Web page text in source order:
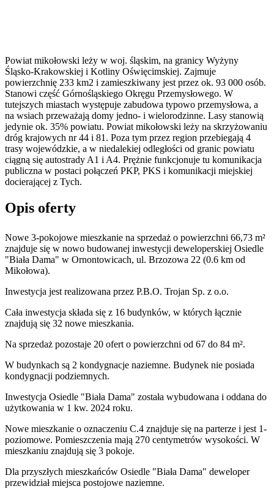
Powiat mikołowski leży w woj. śląskim, na granicy Wyżyny
Śląsko-Krakowskiej i Kotliny Oświęcimskiej. Zajmuje
powierzchnię 233 km2 i zamieszkiwany jest przez ok. 93 000 osób.
Stanowi część Górnośląskiego Okręgu Przemysłowego. W
tutejszych miastach występuje zabudowa typowo przemysłowa, a
na wsiach przeważają domy jedno- i wielorodzinne. Lasy stanowią
jedynie ok. 35% powiatu. Powiat mikołowski leży na skrzyżowaniu
dróg krajowych nr 44 i 81. Poza tym przez region przebiegają 4
trasy wojewódzkie, a w niedalekiej odległości od granic powiatu
ciągną się autostrady A1 i A4. Prężnie funkcjonuje tu komunikacja
publiczna w postaci połączeń PKP, PKS i komunikacji miejskiej
docierającej z Tych.
Opis oferty
Nowe 3-pokojowe mieszkanie na sprzedaż o powierzchni 66,73 m²
znajduje się w nowo budowanej inwestycji deweloperskiej Osiedle
"Biała Dama" w Ornontowicach, ul. Brzozowa 22 (0.6 km od
Mikołowa).
Inwestycja jest realizowana przez P.B.O. Trojan Sp. z o.o.
Cała inwestycja składa się z 16 budynków, w których łącznie
znajdują się 32 nowe mieszkania.
Na sprzedaż pozostaje 20 ofert o powierzchni od 67 do 84 m².
W budynkach są 2 kondygnacje naziemne. Budynek nie posiada
kondygnacji podziemnych.
Inwestycja Osiedle "Biała Dama" została wybudowana i oddana do
użytkowania w 1 kw. 2024 roku.
Nowe mieszkanie o oznaczeniu C.4 znajduje się na parterze i jest 1-
poziomowe. Pomieszczenia mają 270 centymetrów wysokości. W
mieszkaniu znajdują się 3 pokoje.
Dla przyszłych mieszkańców Osiedle "Biała Dama" deweloper
przewidziałmiejsca postojowe naziemne.